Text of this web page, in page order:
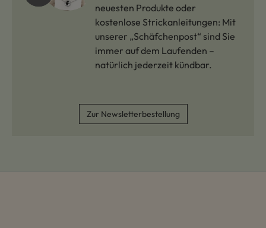
neuesten Produkte oder
kostenlose Strickanleitungen: Mit
unserer „Schäfchenpost“ sind Sie
immer auf dem Laufenden –
natürlich jederzeit kündbar.
Zur Newsletterbestellung